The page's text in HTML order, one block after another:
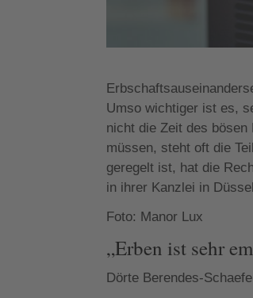
Umso wichtiger ist es,
nicht die Zeit des bösen
müssen, steht oft die
geregelt ist, hat die
in ihrer Kanzlei in
Foto: Manor Lux
„Erben ist sehr
Dörte Berendes-